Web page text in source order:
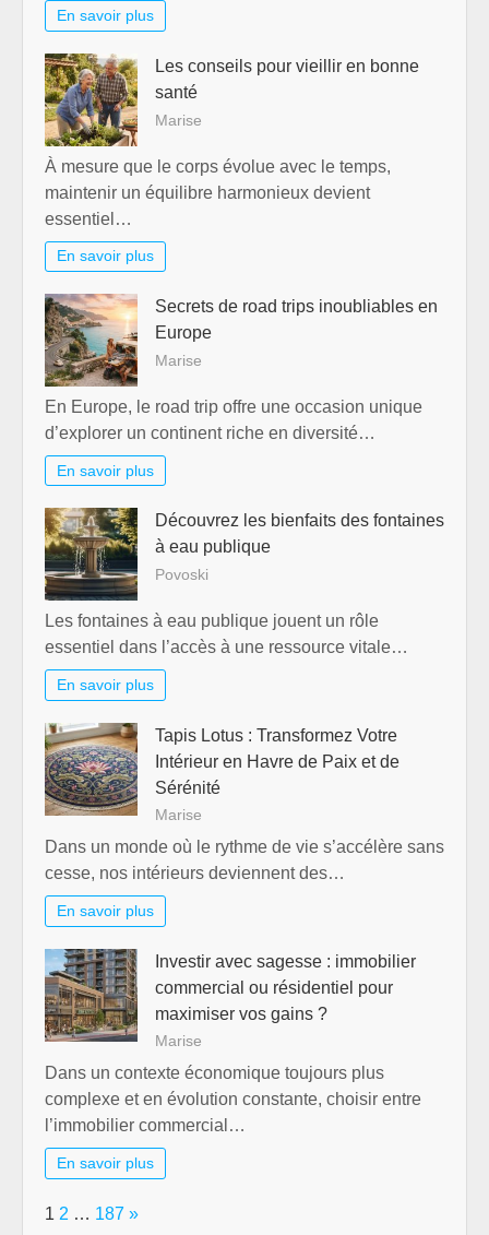
En savoir plus
Les conseils pour vieillir en bonne
santé
Marise
À mesure que le corps évolue avec le temps,
maintenir un équilibre harmonieux devient
essentiel…
En savoir plus
Secrets de road trips inoubliables en
Europe
Marise
En Europe, le road trip offre une occasion unique
d’explorer un continent riche en diversité…
En savoir plus
Découvrez les bienfaits des fontaines
à eau publique
Povoski
Les fontaines à eau publique jouent un rôle
essentiel dans l’accès à une ressource vitale…
En savoir plus
Tapis Lotus : Transformez Votre
Intérieur en Havre de Paix et de
Sérénité
Marise
Dans un monde où le rythme de vie s’accélère sans
cesse, nos intérieurs deviennent des…
En savoir plus
Investir avec sagesse : immobilier
commercial ou résidentiel pour
maximiser vos gains ?
Marise
Dans un contexte économique toujours plus
complexe et en évolution constante, choisir entre
l’immobilier commercial…
En savoir plus
Page:
1 2 … 187 Next
»